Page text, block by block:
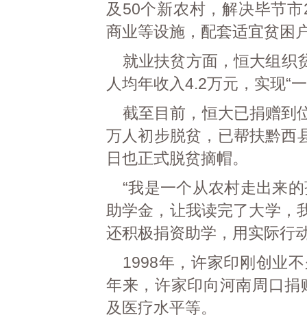
及50个新农村，解决毕节
商业等设施，配套适宜贫困
就业扶贫方面，恒大组织
人均年收入4.2万元，实现“
截至目前，恒大已捐赠到
万人初步脱贫，已帮扶黔西
日也正式脱贫摘帽。
“我是一个从农村走出来
助学金，让我读完了大学，
还积极捐资助学，用实际行
1998年，许家印刚创业
年来，许家印向河南周口
及医疗水平等。